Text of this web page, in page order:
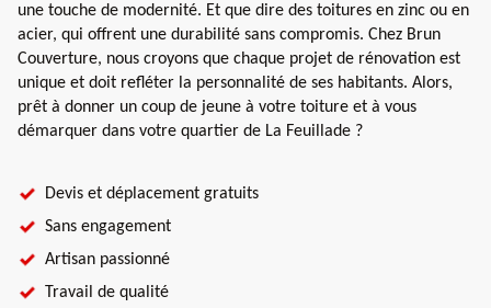
une touche de modernité. Et que dire des toitures en zinc ou en
acier, qui offrent une durabilité sans compromis. Chez Brun
Couverture, nous croyons que chaque projet de rénovation est
unique et doit refléter la personnalité de ses habitants. Alors,
prêt à donner un coup de jeune à votre toiture et à vous
démarquer dans votre quartier de La Feuillade ?
Devis et déplacement gratuits
Sans engagement
Artisan passionné
Travail de qualité